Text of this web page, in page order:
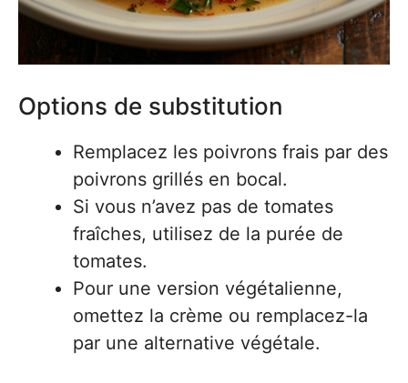
Options de substitution
Remplacez les poivrons frais par des
poivrons grillés en bocal.
Si vous n’avez pas de tomates
fraîches, utilisez de la purée de
tomates.
Pour une version végétalienne,
omettez la crème ou remplacez-la
par une alternative végétale.